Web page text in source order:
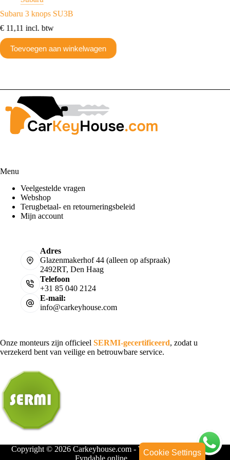
Cookie Settings
Subaru 3 knops SU3B
€ 11,11 incl. btw
Toevoegen aan winkelwagen
Menu
Veelgestelde vragen
Webshop
Terugbetaal- en retourneringsbeleid
Mijn account
Adres
Glazenmakerhof 44 (alleen op afspraak)
2492RT, Den Haag
Telefoon
+31 85 040 2124
E-mail:
info@carkeyhouse.com
Onze monteurs zijn officieel SERMI-gecertificeerd, zodat u
verzekerd bent van veilige en betrouwbare service.
Copyright © 2026 Carkeyhouse.com - Webdesign door
Fyndable.online